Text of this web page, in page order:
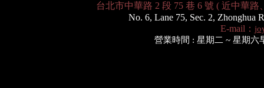
台北市中華路 2 段 75 巷 6 號 ( 近中華
No. 6, Lane 75, Sec. 2, Zhonghua
E-mail：
營業時間 : 星期二 ~ 星期